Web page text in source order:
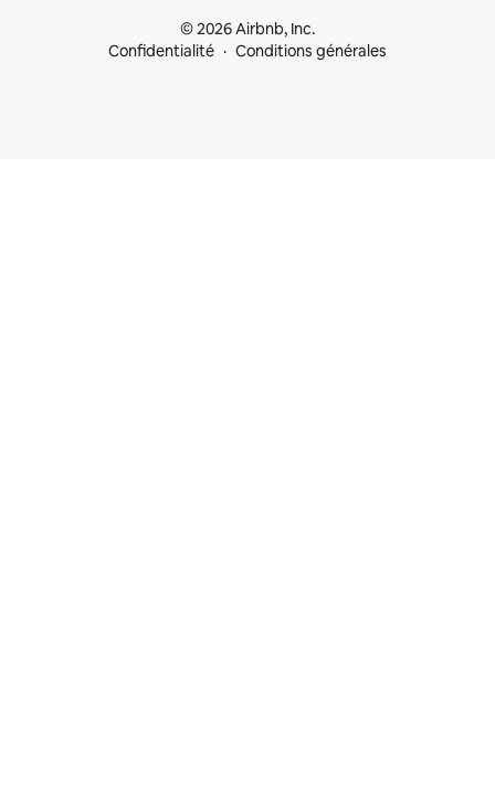
© 2026 Airbnb, Inc.
Confidentialité
Conditions générales